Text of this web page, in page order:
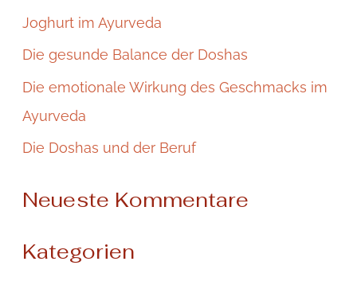
n
a
c
h
:
Joghurt im Ayurveda
Die gesunde Balance der Doshas
Die emotionale Wirkung des Geschmacks im
Ayurveda
Die Doshas und der Beruf
Neueste Kommentare
Kategorien